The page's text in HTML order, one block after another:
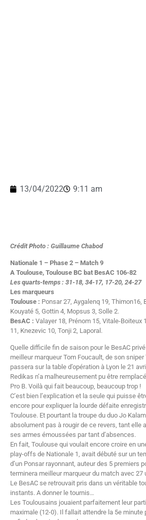
13/04/2022 9:11 am
CréditPhoto : Guillaume Chabod
Nationale 1 – Phase 2 – Match 9
A Toulouse, Toulouse BC bat BesAC 106-82
Les quarts-temps : 31-18, 34-17, 17-20, 24-27
Les marqueurs
Toulouse : Ponsar 27, Aygalenq 19, Thimon16,
Kouyaté 5, Gottin 4, Mopsus 3, Solle 2.
BesAC : Valayer 18, Prénom 15, Vitale-Boiteux
11, Knezevic 10, Tonji 2, Laporal.
Quelle difficile fin de saison pour le BesAC
meilleur marqueur Tom Foucault, de son
passera sur la table d’opération à Lyon le 21
Redikas n’a malheureusement pu être
Pro B. Voilà qui fait beaucoup, beaucoup trop !
C’est bien l’explication et la seule qui puisse
encore pour expliquer la lourde défaite
Toulouse. Et pourtant la troupe du duo Jo
absolument pas à rougir de ce revers, tant elle
ses armes émoussées par tant d’absences.
En fait, Toulouse qui voulait encore croire en
play-offs de Nationale 1, avait débuté sur un
d’un Ponsar rayonnant, auteur des 5 premiers
terminera meilleur marqueur du match avec 27
Le BesAC se retrouvait pris dans un véritable
instants. A donner le tournis…
Les Toulousains jouaient parfaitement leur
maximale (12-0). Il fallait attendre la 5e minute